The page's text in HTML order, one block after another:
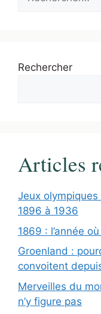
Rechercher
Articles
Jeux
1896 à 1936
1869 : l’année
Groenland :
convoitent
Merveilles du
n’y figure pas